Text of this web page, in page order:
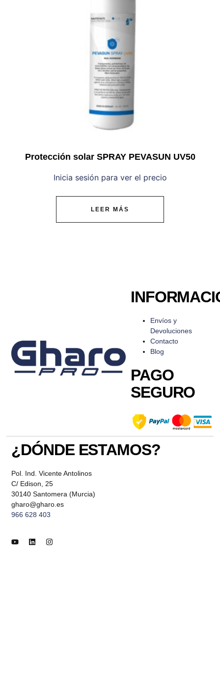
Protección solar SPRAY PEVASUN UV50
Inicia sesión para ver el precio
LEER MÁS
Envíos y
Devoluciones
Contacto
Blog
PAGO
SEGURO
¿DÓNDE ESTAMOS?
Pol. Ind. Vicente Antolinos
C/ Edison, 25
30140 Santomera (Murcia)
gharo@gharo.es
966 628 403